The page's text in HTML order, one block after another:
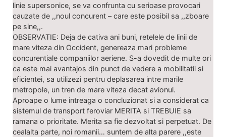
linie supersonice, se va confrunta cu serioase provocari
cauzate de ,,noul concurent – care este posibil sa ,,zboare
pe sine,,.
OBSERVATIE: Deja de cativa ani buni, retelele de linii de
mare viteza din Occident, genereaza mari probleme
concurentiale companiilor aeriene. S-a dovedit de multe ori
ca este mai avantajos din punct de vedere a mobilitatii si
eficientei, sa utilizezi pentru deplasarea intre marile
metropole, un tren de mare viteza decat avionul.
Aproape o lume intreaga o concluzionat si a considerat ca
sistemul de transport feroviar MERITA si TREBUIE sa
ramana o prioritate. Merita sa fie dezvoltat si perpetuat. De
cealalta parte, noi romanii… suntem de alta parere ,,este